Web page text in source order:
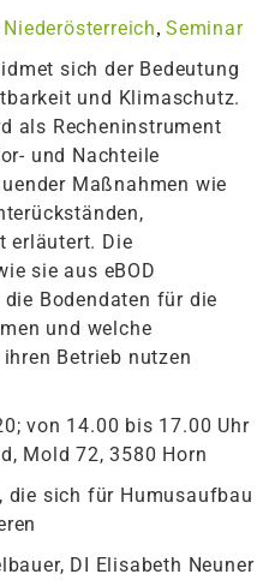
Niederösterreich,Seminar
sich der Bedeutung
und Klimaschutz.
als Recheninstrument
und Nachteile
Maßnahmen wie
erläutert. Die
sie aus eBOD
Bodendaten für die
und welche
Betrieb nutzen
von 14.00 bis 17.00 Uhr
Mold 72, 3580 Horn
die sich für Humusaufbau
DI Elisabeth Neuner